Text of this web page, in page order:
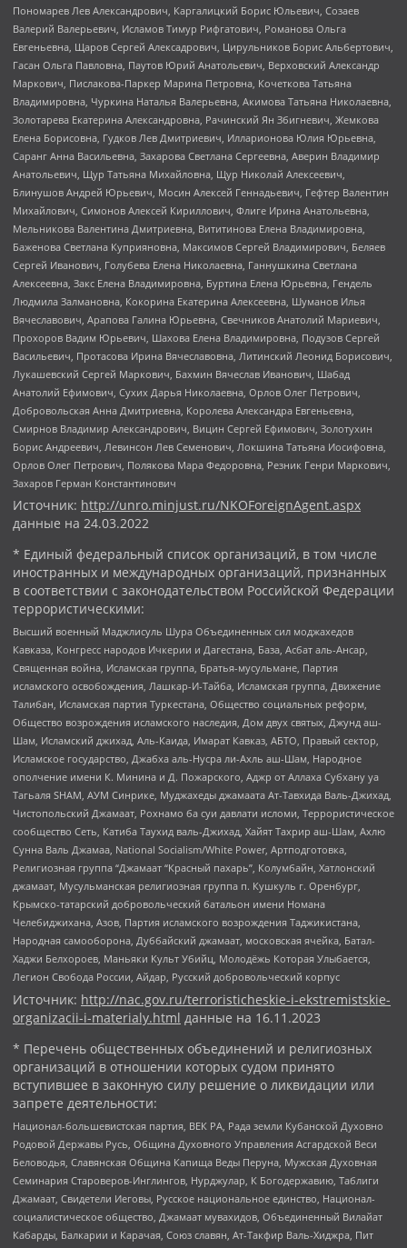
Пономарев Лев Александрович, Каргалицкий Борис Юльевич, Созаев
Валерий Валерьевич, Исламов Тимур Рифгатович, Романова Ольга
Евгеньевна, Щаров Сергей Алексадрович, Цирульников Борис Альбертович,
Гасан Ольга Павловна, Паутов Юрий Анатольевич, Верховский Александр
Маркович, Пислакова-Паркер Марина Петровна, Кочеткова Татьяна
Владимировна, Чуркина Наталья Валерьевна, Акимова Татьяна Николаевна,
Золотарева Екатерина Александровна, Рачинский Ян Збигневич, Жемкова
Елена Борисовна, Гудков Лев Дмитриевич, Илларионова Юлия Юрьевна,
Саранг Анна Васильевна, Захарова Светлана Сергеевна, Аверин Владимир
Анатольевич, Щур Татьяна Михайловна, Щур Николай Алексеевич,
Блинушов Андрей Юрьевич, Мосин Алексей Геннадьевич, Гефтер Валентин
Михайлович, Симонов Алексей Кириллович, Флиге Ирина Анатольевна,
Мельникова Валентина Дмитриевна, Вититинова Елена Владимировна,
Баженова Светлана Куприяновна, Максимов Сергей Владимирович, Беляев
Сергей Иванович, Голубева Елена Николаевна, Ганнушкина Светлана
Алексеевна, Закс Елена Владимировна, Буртина Елена Юрьевна, Гендель
Людмила Залмановна, Кокорина Екатерина Алексеевна, Шуманов Илья
Вячеславович, Арапова Галина Юрьевна, Свечников Анатолий Мариевич,
Прохоров Вадим Юрьевич, Шахова Елена Владимировна, Подузов Сергей
Васильевич, Протасова Ирина Вячеславовна, Литинский Леонид Борисович,
Лукашевский Сергей Маркович, Бахмин Вячеслав Иванович, Шабад
Анатолий Ефимович, Сухих Дарья Николаевна, Орлов Олег Петрович,
Добровольская Анна Дмитриевна, Королева Александра Евгеньевна,
Смирнов Владимир Александрович, Вицин Сергей Ефимович, Золотухин
Борис Андреевич, Левинсон Лев Семенович, Локшина Татьяна Иосифовна,
Орлов Олег Петрович, Полякова Мара Федоровна, Резник Генри Маркович,
Захаров Герман Константинович
Источник: http://unro.minjust.ru/NKOForeignAgent.aspx
данные на 24.03.2022
* Единый федеральный список организаций, в том числе
иностранных и международных организаций, признанных
в соответствии с законодательством Российской Федерации
террористическими:
Высший военный Маджлисуль Шура Объединенных сил моджахедов
Кавказа, Конгресс народов Ичкерии и Дагестана, База, Асбат аль-Ансар,
Священная война, Исламская группа, Братья-мусульмане, Партия
исламского освобождения, Лашкар-И-Тайба, Исламская группа, Движение
Талибан, Исламская партия Туркестана, Общество социальных реформ,
Общество возрождения исламского наследия, Дом двух святых, Джунд аш-
Шам, Исламский джихад, Аль-Каида, Имарат Кавказ, АБТО, Правый сектор,
Исламское государство, Джабха аль-Нусра ли-Ахль аш-Шам, Народное
ополчение имени К. Минина и Д. Пожарского, Аджр от Аллаха Субхану уа
Тагьаля SHAM, АУМ Синрике, Муджахеды джамаата Ат-Тавхида Валь-Джихад,
Чистопольский Джамаат, Рохнамо ба суи давлати исломи, Террористическое
сообщество Сеть, Катиба Таухид валь-Джихад, Хайят Тахрир аш-Шам, Ахлю
Сунна Валь Джамаа, National Socialism/White Power, Артподготовка,
Религиозная группа “Джамаат “Красный пахарь”, Колумбайн, Хатлонский
джамаат, Мусульманская религиозная группа п. Кушкуль г. Оренбург,
Крымско-татарский добровольческий батальон имени Номана
Челебиджихана, Азов, Партия исламского возрождения Таджикистана,
Народная самооборона, Дуббайский джамаат, московская ячейка, Батал-
Хаджи Белхороев, Маньяки Культ Убийц, Молодёжь Которая Улыбается,
Легион Свобода России, Айдар, Русский добровольческий корпус
Источник: http://nac.gov.ru/terroristicheskie-i-ekstremistskie-
organizacii-i-materialy.html данные на 16.11.2023
* Перечень общественных объединений и религиозных
организаций в отношении которых судом принято
вступившее в законную силу решение о ликвидации или
запрете деятельности:
Национал-большевистская партия, ВЕК РА, Рада земли Кубанской Духовно
Родовой Державы Русь, Община Духовного Управления Асгардской Веси
Беловодья, Славянская Община Капища Веды Перуна, Мужская Духовная
Семинария Староверов-Инглингов, Нурджулар, К Богодержавию, Таблиги
Джамаат, Свидетели Иеговы, Русское национальное единство, Национал-
социалистическое общество, Джамаат мувахидов, Объединенный Вилайат
Кабарды, Балкарии и Карачая, Союз славян, Ат-Такфир Валь-Хиджра, Пит